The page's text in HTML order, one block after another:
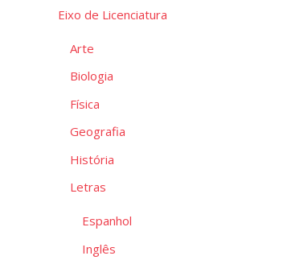
Eixo de Licenciatura
Arte
Biologia
Física
Geografia
História
Letras
Espanhol
Inglês